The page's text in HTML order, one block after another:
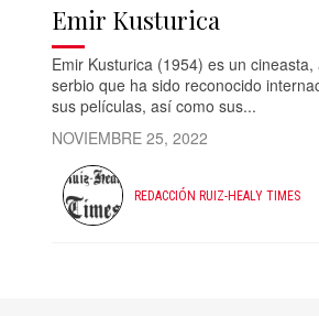
Emir Kusturica
Emir Kusturica (1954) es un cineasta,
serbio que ha sido reconocido
sus películas, así como sus...
NOVIEMBRE 25, 2022
REDACCIÓN RUIZ-HEALY TIMES